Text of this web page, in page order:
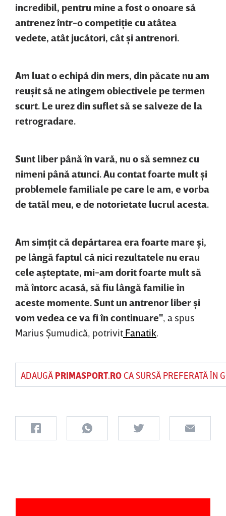
incredibil, pentru mine a fost o onoare să
antrenez într-o competiţie cu atâtea
vedete, atât jucători, cât şi antrenori.
Am luat o echipă din mers, din păcate nu am
reuşit să ne atingem obiectivele pe termen
scurt. Le urez din suflet să se salveze de la
retrogradare.
Sunt liber până în vară, nu o să semnez cu
nimeni până atunci. Au contat foarte mult şi
problemele familiale pe care le am, e vorba
de tatăl meu, e de notorietate lucrul acesta.
Am simţit că depărtarea era foarte mare şi,
pe lângă faptul că nici rezultatele nu erau
cele aşteptate, mi-am dorit foarte mult să
mă întorc acasă, să fiu lângă familie în
aceste momente. Sunt un antrenor liber şi
vom vedea ce va fi în continuare" , a spus
Marius Şumudică, potrivit Fanatik
ADAUGĂ PRIMASPORT.ROCA SURSĂ PREFERATĂ ÎN